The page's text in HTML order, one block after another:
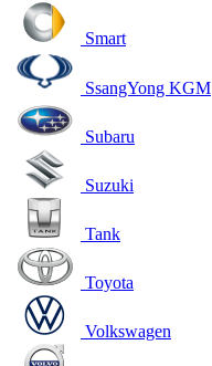
Smart
SsangYong KGM
Subaru
Suzuki
Tank
Toyota
Volkswagen